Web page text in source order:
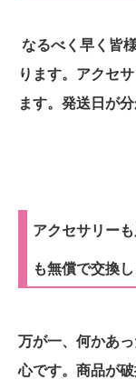
なるべく早く皆
ります。アクセ
ます。発送日が
アクセサリー
も無償で交換し
万が一、何かあ
心です。商品が